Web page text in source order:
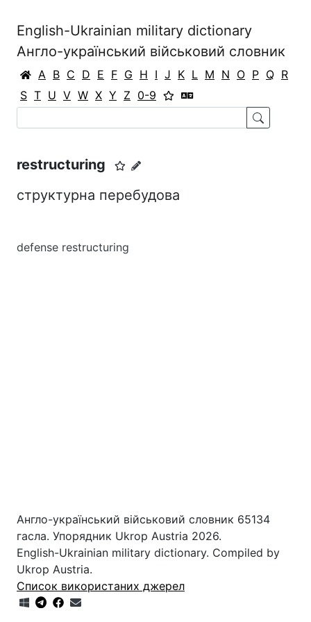
English-Ukrainian military dictionary
Англо-український військовий словник
A B C D E F G H I J K L M N O P Q R
S T U V W X Y Z 0-9
restructuring
структурна перебудова
defense restructuring
Англо-український військовий словник 65134
гасла. Упорядник Ukrop Austria 2026.
English-Ukrainian military dictionary. Compiled by
Ukrop Austria.
Список використаних джерел